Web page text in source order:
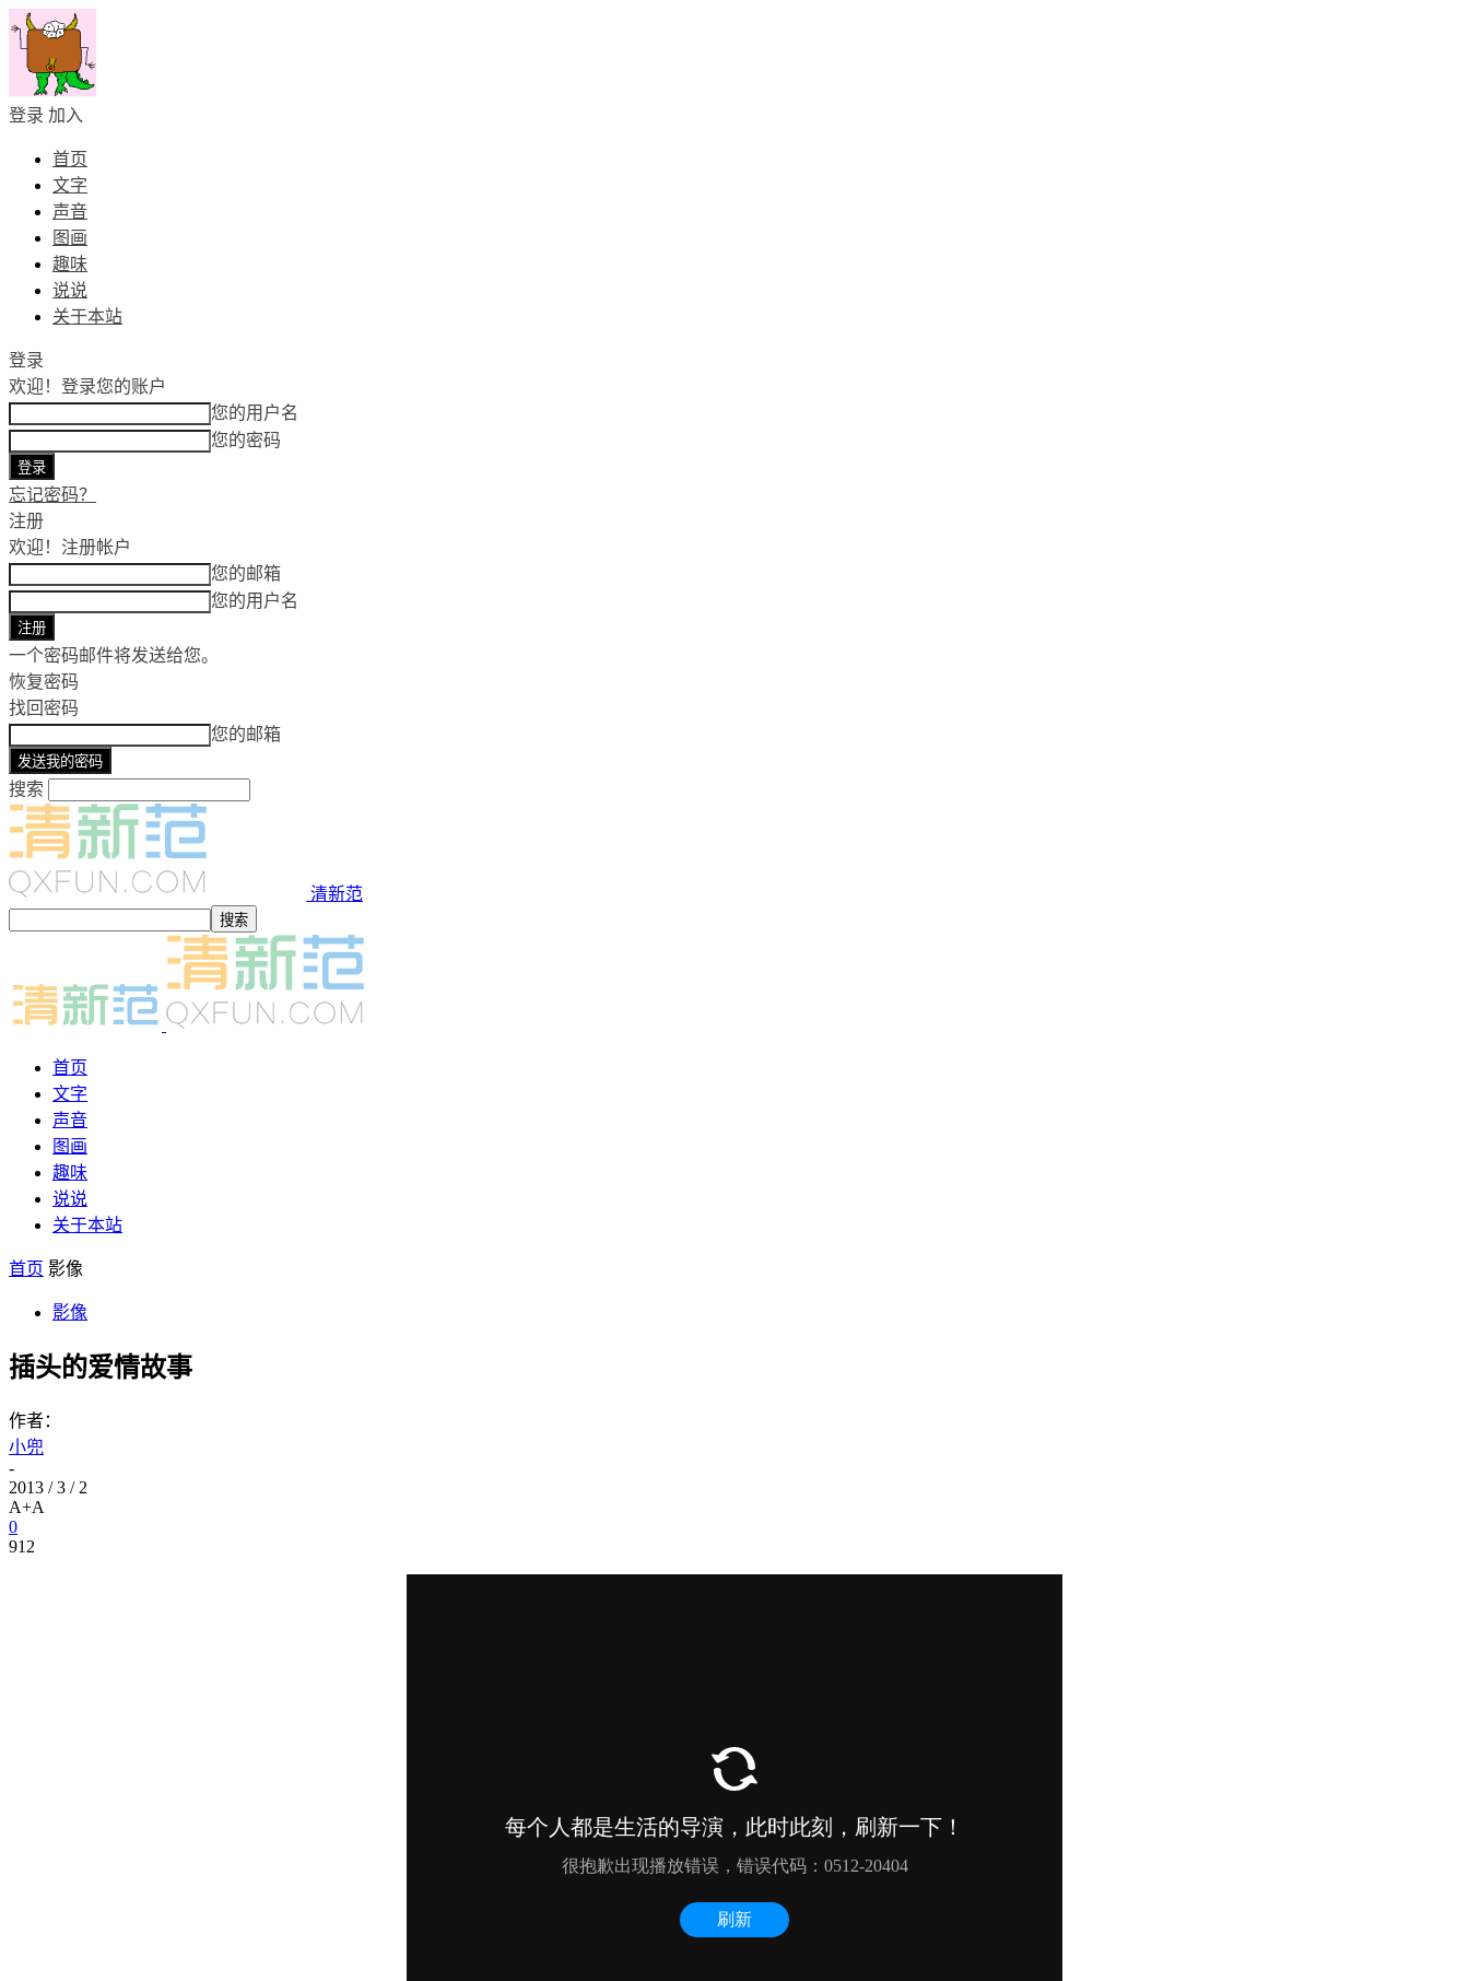
登录 加入
首页
文字
声音
图画
趣味
说说
关于本站
登录
欢迎！ 登录您的账户
您的用户名
您的密码
忘记密码？
注册
欢迎！ 注册帐户
您的邮箱
您的用户名
一个密码邮件将发送给您。
恢复密码
找回密码
您的邮箱
搜索
清新范
首页
文字
声音
图画
趣味
说说
关于本站
首页 影像
影像
插头的爱情故事
作者：
小兜
-
2013 / 3 / 2
A+A
0
912